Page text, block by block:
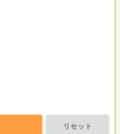
リセット